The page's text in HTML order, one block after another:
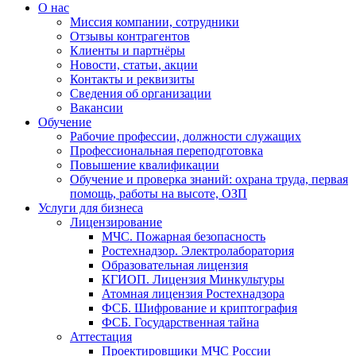
О нас
Миссия компании, сотрудники
Отзывы контрагентов
Клиенты и партнёры
Новости, статьи, акции
Контакты и реквизиты
Сведения об организации
Вакансии
Обучение
Рабочие профессии, должности служащих
Профессиональная переподготовка
Повышение квалификации
Обучение и проверка знаний: охрана труда, первая
помощь, работы на высоте, ОЗП
Услуги для бизнеса
Лицензирование
МЧС. Пожарная безопасность
Ростехнадзор. Электролаборатория
Образовательная лицензия
КГИОП. Лицензия Минкультуры
Атомная лицензия Ростехнадзора
ФСБ. Шифрование и криптография
ФСБ. Государственная тайна
Аттестация
Проектировщики МЧС России